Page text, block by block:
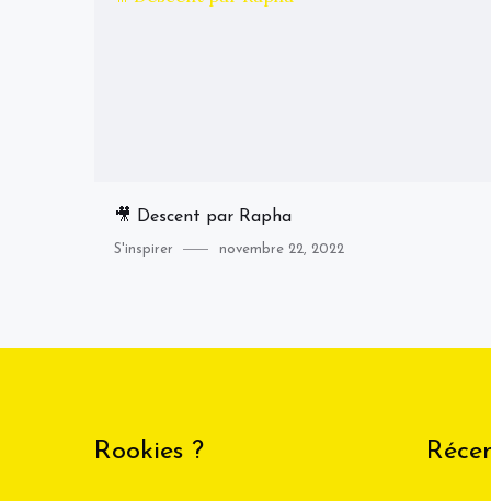
🎥 Descent par Rapha
Category
S'inspirer
Posted
novembre 22, 2022
Rookies ?